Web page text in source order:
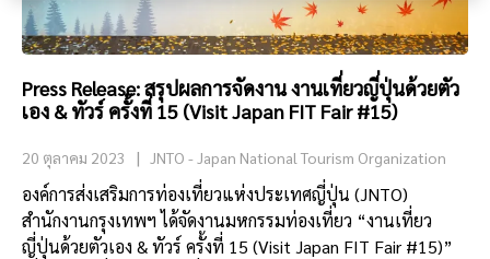
Press Release: สรุปผลการจัดงาน งานเที่ยวญี่ปุ่นด้วยตัว
เอง & ทัวร์ ครั้งที่ 15 (Visit Japan FIT Fair #15)
20 ตุลาคม 2023 JNTO - Japan National Tourism Organization
องค์การส่งเสริมการท่องเที่ยวแห่งประเทศญี่ปุ่น (JNTO)
สำนักงานกรุงเทพฯ ได้จัดงานมหกรรมท่องเที่ยว “งานเที่ยว
ญี่ปุ่นด้วยตัวเอง & ทัวร์ ครั้งที่ 15 (Visit Japan FIT Fair #15)”